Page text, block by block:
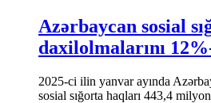
Azərbaycan sosial
daxilolmalarını
2025-ci ilin yanvar ayında
sosial sığorta haqları 443,4